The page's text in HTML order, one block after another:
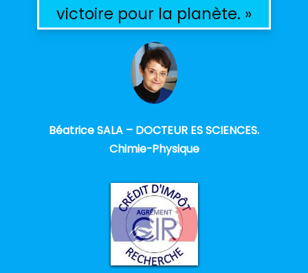
victoire pour la planète. »
Béatrice SALA – DOCTEUR ES SCIENCES.
Chimie-Physique